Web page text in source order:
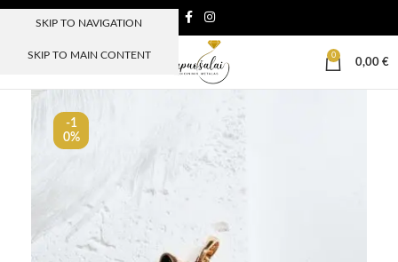
SKIP TO NAVIGATION
SKIP TO MAIN CONTENT
MENIU
0
0,00 €
-1
0%